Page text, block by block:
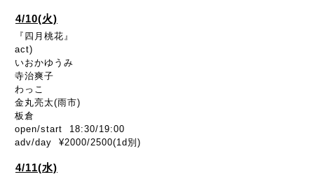
4/10(火)
『四月桃花』
act)
いおかゆうみ
寺治爽子
わっこ
金丸亮太(雨市)
板倉
open/start 18:30/19:00
adv/day ¥2000/2500(1d別)
4/11(水)